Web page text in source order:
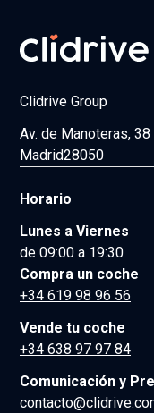
Clidrive Group
Av. de Manoteras, 38
Madrid28050
Horario
Lunes a Viernes
de 09:00 a 19:30
Compra un coche
+34 619 98 96 56
Vende tu coche
+34 638 97 97 84
Comunicación y